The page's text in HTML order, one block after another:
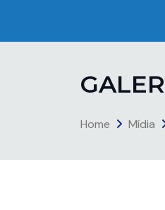
GALER
Home Mídia